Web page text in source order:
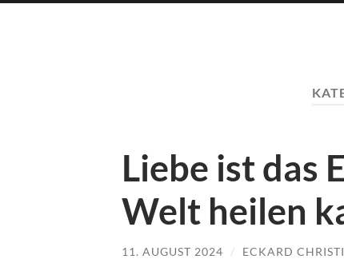
Liebe ist das
Welt heilen
11. AUGUST 2024 / ECKARD